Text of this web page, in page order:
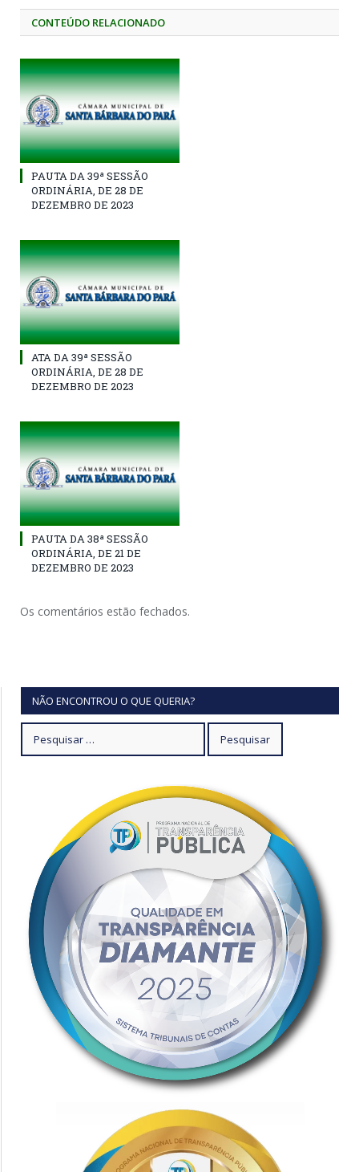
CONTEÚDO RELACIONADO
PAUTA DA 39ª SESSÃO
ORDINÁRIA, DE 28 DE
DEZEMBRO DE 2023
ATA DA 39ª SESSÃO
ORDINÁRIA, DE 28 DE
DEZEMBRO DE 2023
PAUTA DA 38ª SESSÃO
ORDINÁRIA, DE 21 DE
DEZEMBRO DE 2023
Os comentários estão fechados.
NÃO ENCONTROU O QUE QUERIA?